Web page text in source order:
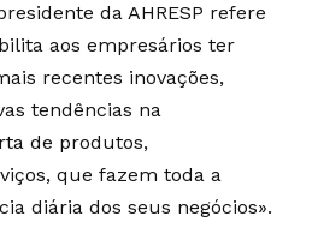
da AHRESP refere
aos empresários ter
recentes inovações,
tendências na
de produtos,
que fazem toda a
diária dos seus negócios».